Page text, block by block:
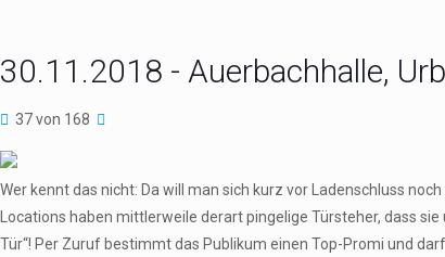
30.11.2018 - Auerbachhalle,
37 von 168
Wer kennt das nicht: Da will man sich kurz vor Ladenschluss
Locations haben mittlerweile derart pingelige Türsteher, dass
Tür“! Per Zuruf bestimmt das Publikum einen Top-Promi und